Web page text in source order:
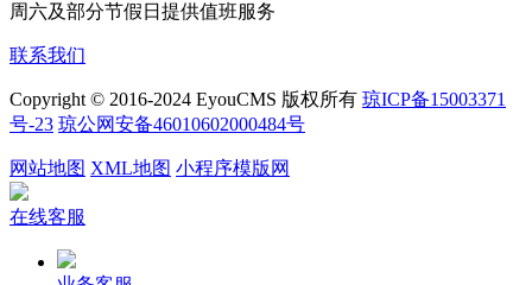
周六及部分节假日提供值班服务
联系我们
Copyright © 2016-2024 EyouCMS 版权所有 琼ICP备15003371
号-23 琼公网安备46010602000484号
网站地图 XML地图 小程序模版网
在线客服